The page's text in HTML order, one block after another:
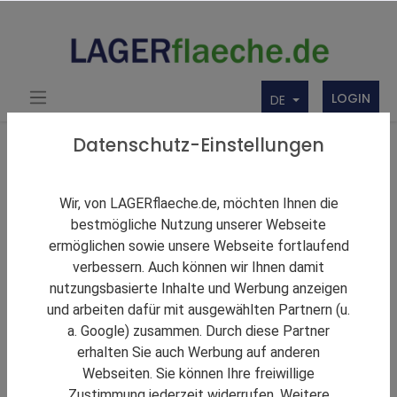
DE LOGIN
Themen Rund um Lager und LAGERflaeche.de
Datenschutz-Einstellungen
Wir, von LAGERflaeche.de, möchten Ihnen die
bestmögliche Nutzung unserer Webseite
ermöglichen sowie unsere Webseite fortlaufend
verbessern. Auch können wir Ihnen damit
nutzungsbasierte Inhalte und Werbung anzeigen
und arbeiten dafür mit ausgewählten Partnern (u.
a. Google) zusammen. Durch diese Partner
erhalten Sie auch Werbung auf anderen
Webseiten. Sie können Ihre freiwillige